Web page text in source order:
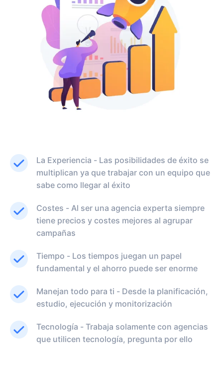
La Experiencia - Las posibilidades de éxito se
multiplican ya que trabajar con un equipo que
sabe como llegar al éxito
Costes - Al ser una agencia experta siempre
tiene precios y costes mejores al agrupar
campañas
Tiempo - Los tiempos juegan un papel
fundamental y el ahorro puede ser enorme
Manejan todo para ti - Desde la planificación,
estudio, ejecución y monitorización
Tecnología - Trabaja solamente con agencias
que utilicen tecnología, pregunta por ello